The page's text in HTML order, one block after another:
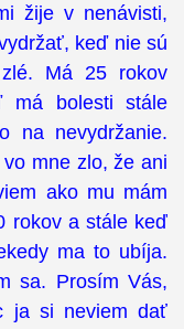
žije v nenávisti,
keď nie sú
Má 25 rokov
má bolesti stále
na nevydržanie.
mne zlo, že ani
ako mu mám
rokov a stále keď
ma to ubíja.
sa. Prosím Vás,
ja si neviem dať